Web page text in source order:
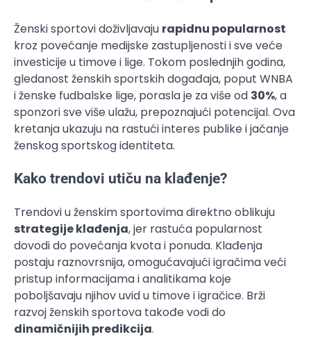
Ženski sportovi doživljavaju rapidnu popularnost
kroz povećanje medijske zastupljenosti i sve veće
investicije u timove i lige. Tokom poslednjih godina,
gledanost ženskih sportskih događaja, poput WNBA
i ženske fudbalske lige, porasla je za više od 30%, a
sponzori sve više ulažu, prepoznajući potencijal. Ova
kretanja ukazuju na rastući interes publike i jačanje
ženskog sportskog identiteta.
Kako trendovi utiču na klađenje?
Trendovi u ženskim sportovima direktno oblikuju
strategije klađenja, jer rastuća popularnost
dovodi do povećanja kvota i ponuda. Klađenja
postaju raznovrsnija, omogućavajući igračima veći
pristup informacijama i analitikama koje
poboljšavaju njihov uvid u timove i igračice. Brži
razvoj ženskih sportova takođe vodi do
dinamičnijih predikcija.